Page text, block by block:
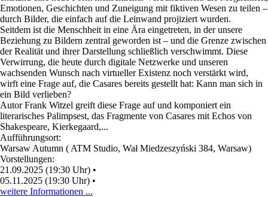
Emotionen, Geschichten und Zuneigung mit fiktiven Wesen zu teilen –
durch Bilder, die einfach auf die Leinwand projiziert wurden.
Seitdem ist die Menschheit in eine Ära eingetreten, in der unsere
Beziehung zu Bildern zentral geworden ist – und die Grenze zwischen
der Realität und ihrer Darstellung schließlich verschwimmt. Diese
Verwirrung, die heute durch digitale Netzwerke und unseren
wachsenden Wunsch nach virtueller Existenz noch verstärkt wird,
wirft eine Frage auf, die Casares bereits gestellt hat: Kann man sich in
ein Bild verlieben?
Autor Frank Witzel greift diese Frage auf und komponiert ein
literarisches Palimpsest, das Fragmente von Casares mit Echos von
Shakespeare, Kierkegaard,...
Aufführungsort:
Warsaw Autumn ( ATM Studio, Wał Miedzeszyński 384, Warsaw)
Vorstellungen:
21.09.2025 (19:30 Uhr) •
05.11.2025 (19:30 Uhr) •
weitere Informationen ...